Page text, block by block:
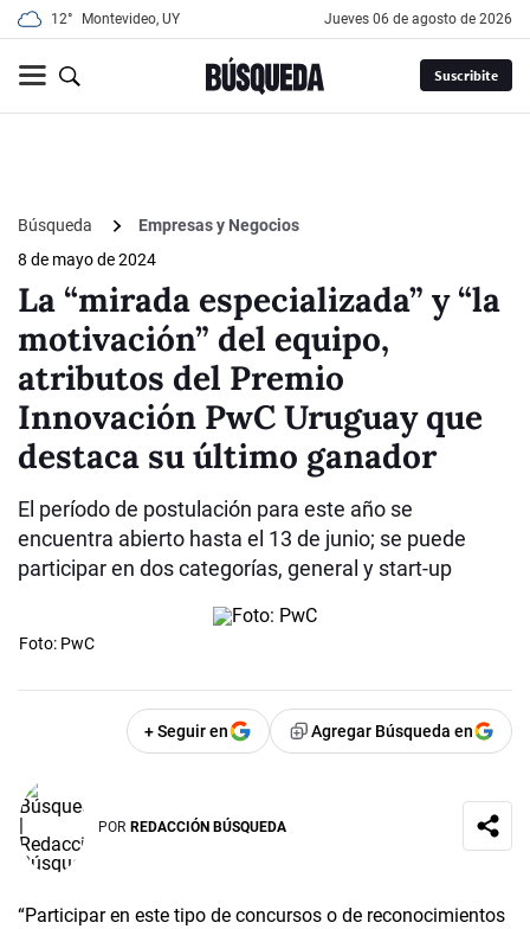
12° Montevideo, UY jueves 06 de agosto de 2026
Suscribite
Búsqueda
Empresas y Negocios
8 de mayo de 2024
La “mirada especializada” y “la
motivación” del equipo,
atributos del Premio
Innovación PwC Uruguay que
destaca su último ganador
El período de postulación para este año se
encuentra abierto hasta el 13 de junio; se puede
participar en dos categorías, general y start-up
Foto: PwC
+ Seguir en Agregar Búsqueda en
POR REDACCIÓN BÚSQUEDA
“Participar en este tipo de concursos o de reconocimientos